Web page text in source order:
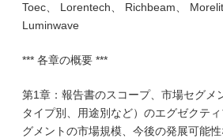
Toec、 Lorentech、 Richbeam、
Luminwave
*** 各章の概要 ***
第1章：報告書のスコープ、市場セグメ
タイプ別、用途別など）のエグゼクテ
グメントの市場規模、今後の発展可能